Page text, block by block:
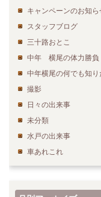
キャンペーンのお知ら
スタッフブログ
三十路おとこ
中年 横尾の体力勝負
中年横尾の何でも知り
撮影
日々の出来事
未分類
水戸の出来事
車あれこれ